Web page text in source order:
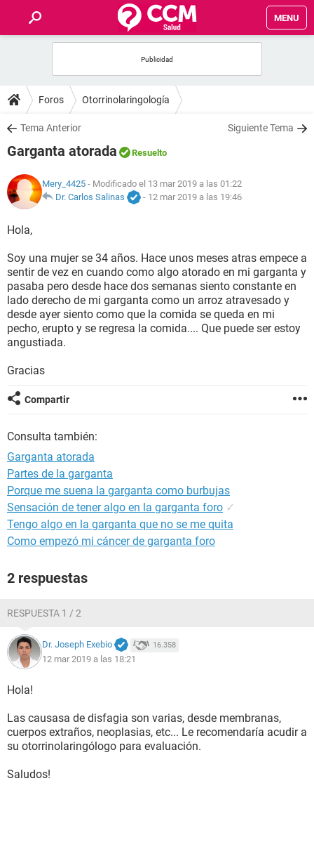
MENU
FOROS
SALUD
FAMILIA
NUTRICIÓN
BIENESTAR
SEXUALIDAD
GLOSARIO
Foros Otorrinolaringología
Tema Anterior Siguiente Tema
Garganta atorada Resuelto
Mery_4425 - Modificado el 13 mar 2019 a las 01:22
Dr. Carlos Salinas
- 12 mar 2019 a las 19:46
Hola,
Soy una mujer se 34 años. Hace unos meses atras empece a
sentir de vez en cuando como algo atorado en mi garganta y
pasaba pero desde hace dos semanas siento constante en
lado derecho de mi garganta como un arroz atravesado y
desde ayer siento como que la comida se queda en mi
pecho, erupto y se regresa la comida.... Que puede ser estoy
angustiada.
Gracias
Compartir
Consulta también:
Garganta atorada
Partes de la garganta
Porque me suena la garganta como burbujas
Sensación de tener algo en la garganta foro ✓
Tengo algo en la garganta que no se me quita
Como empezó mi cáncer de garganta foro
2 respuestas
RESPUESTA 1 / 2
Dr. Joseph Exebio 16.358
12 mar 2019 a las 18:21
Hola!
Las causasa de disfagia son varias, desde membranas,
cuerpos extraños, neoplasias, etc... Le recomendaría acudir a
su otorrinolaringólogo para evaluación.
Saludos!